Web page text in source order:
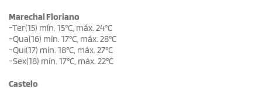
Marechal Floriano
-Ter(15) mín. 15°C, máx. 24°C
-Qua(16) mín. 17°C, máx. 28°C
-Qui(17) mín. 18°C, máx. 27°C
-Sex(18) mín. 17°C, máx. 22°C
Castelo